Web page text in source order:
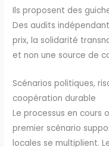
Ils proposent des
Des audits
prix, la solidarité
et non une source de
Scénarios politiques,
coopération durable
Le processus en cours
premier scénario
locales se multiplient.